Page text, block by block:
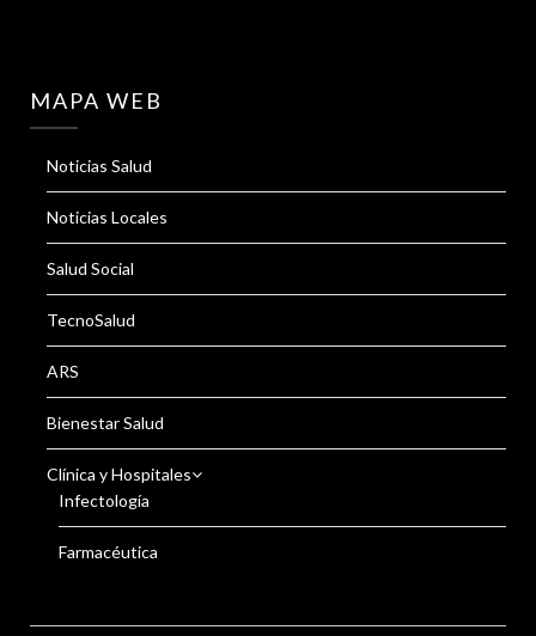
MAPA WEB
Noticias Salud
Noticias Locales
Salud Social
TecnoSalud
ARS
Bienestar Salud
Clínica y Hospitales
Infectología
Farmacéutica